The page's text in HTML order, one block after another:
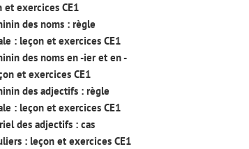
et exercices CE1
des noms : règle
: leçon et exercices CE1
des noms en -ier et en -
et exercices CE1
des adjectifs : règle
: leçon et exercices CE1
des adjectifs : cas
: leçon et exercices CE1